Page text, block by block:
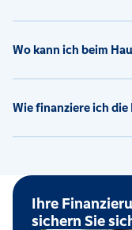
Wo kann ich beim
Wie finanziere ich die
Ihre
sichern Sie